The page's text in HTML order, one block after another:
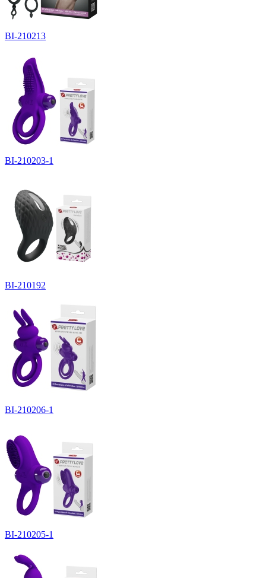
BI-210213
BI-210203-1
BI-210192
BI-210206-1
BI-210205-1